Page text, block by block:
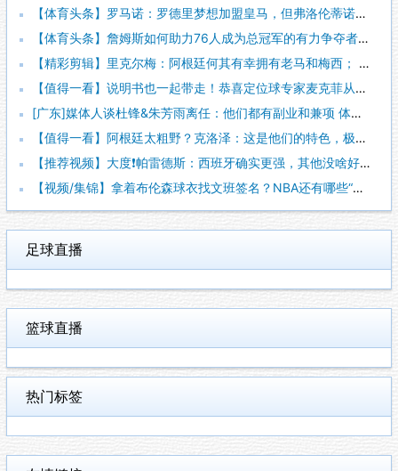
【体育头条】罗马诺：罗德里梦想加盟皇马，但弗洛伦蒂诺尚未批准
【体育头条】詹姆斯如何助力76人成为总冠军的有力争夺者？组织
【精彩剪辑】里克尔梅：阿根廷何其有幸拥有老马和梅西； 体力充
【值得一看】说明书也一起带走！恭喜定位球专家麦克菲从维拉转投
[广东]媒体人谈杜锋&朱芳雨离任：他们都有副业和兼项 体育唯
【值得一看】阿根廷太粗野？克洛泽：这是他们的特色，极其强调对
【推荐视频】大度❗️帕雷德斯：西班牙确实更强，其他没啥好辟谣
【视频/集锦】拿着布伦森球衣找文班签名？NBA还有哪些“贴脸
足球直播
篮球直播
热门标签